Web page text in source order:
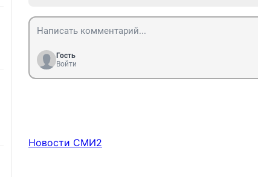
Гость
Войти
Новости СМИ2